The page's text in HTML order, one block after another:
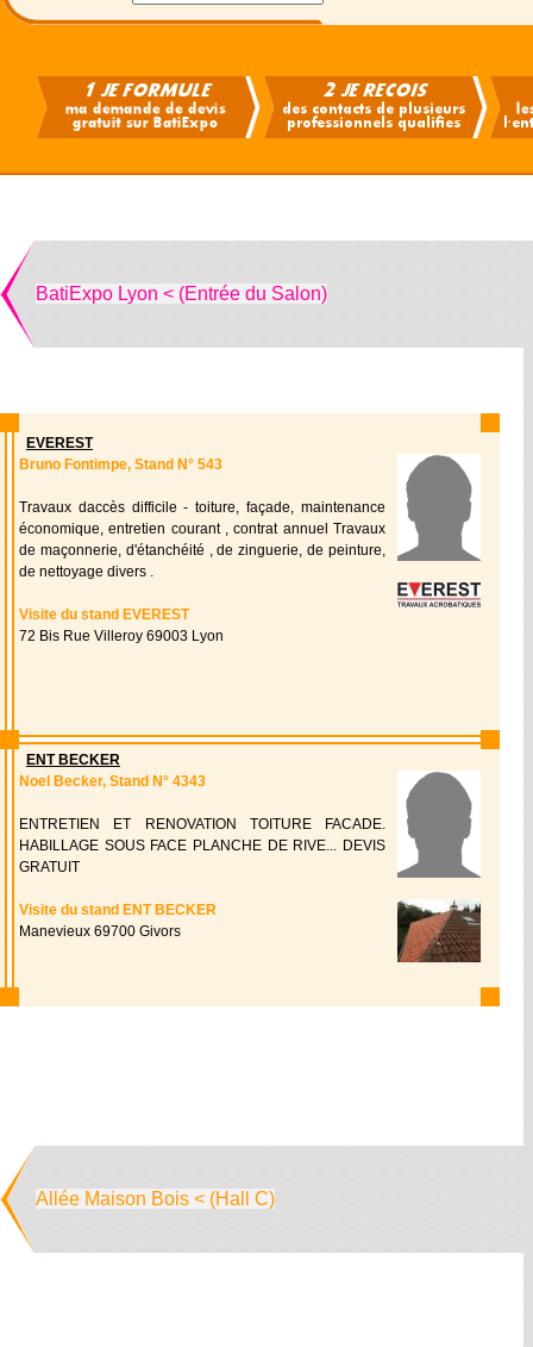
BatiExpo Lyon < (Entrée du Salon)
EVEREST
Bruno Fontimpe, Stand N° 543
Travaux daccès difficile - toiture, façade, maintenance
économique, entretien courant , contrat annuel Travaux
de maçonnerie, d'étanchéité , de zinguerie, de peinture,
de nettoyage divers .
Visite du stand EVEREST
72 Bis Rue Villeroy 69003 Lyon
ENT BECKER
Noel Becker, Stand N° 4343
ENTRETIEN ET RENOVATION TOITURE FACADE.
HABILLAGE SOUS FACE PLANCHE DE RIVE... DEVIS
GRATUIT
Visite du stand ENT BECKER
Manevieux 69700 Givors
Allée Maison Bois < (Hall C)